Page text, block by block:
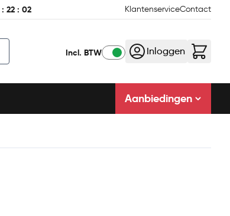
:22 :01 KlantenserviceContact
Incl. BTW Inloggen
Aanbiedingen